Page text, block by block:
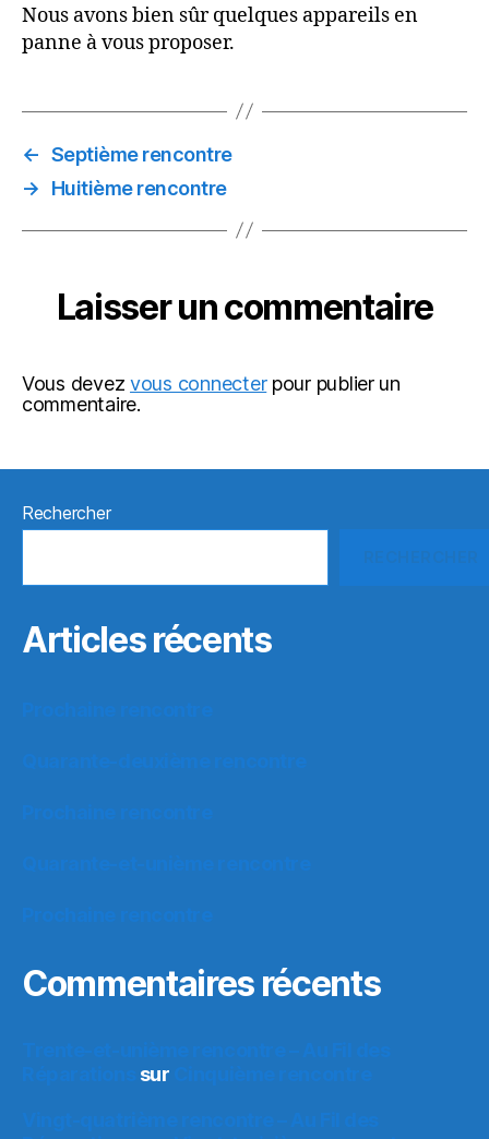
Nous avons bien sûr quelques appareils en
panne à vous proposer.
← Septième rencontre
→
Huitième rencontre
Laisser un commentaire
Vous devezvous connecterpour publier un
commentaire.
Rechercher
Articles récents
Commentaires récents
sur